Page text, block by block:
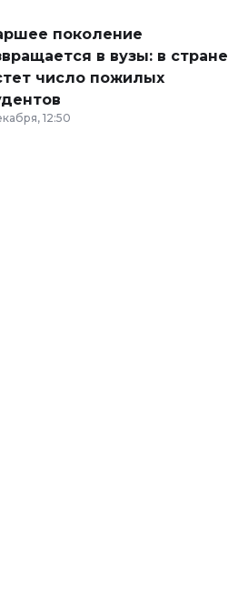
поколение
в вузы: в стране
число пожилых
12:50